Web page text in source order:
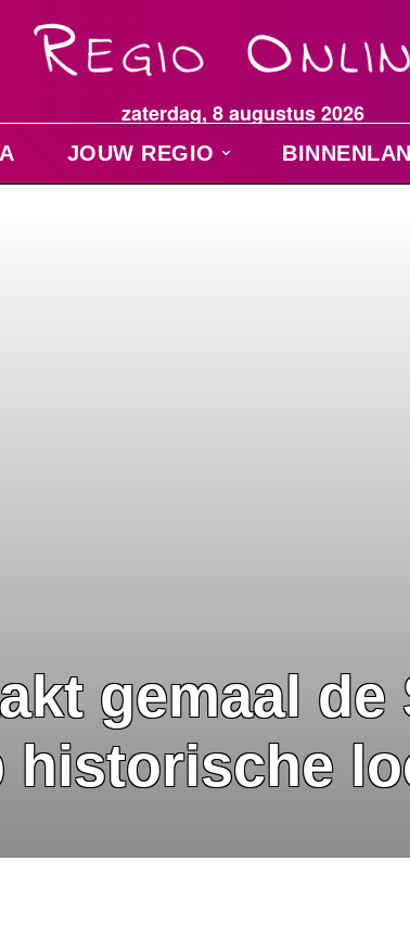
zaterdag, 8 augustus 2026
JOUW REGIO
gemaal
historische